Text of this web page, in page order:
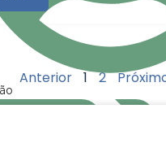
Anterior 1 2